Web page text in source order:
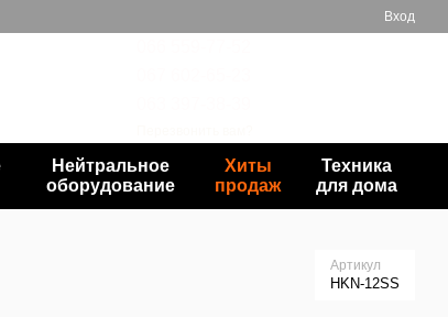
Вход
Нейтральное
оборудование
Хиты
продаж
Техника
для дома
Артикул
HKN-12SS